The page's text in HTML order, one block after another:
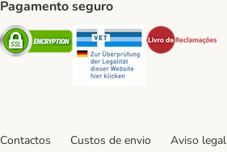
Pagamento seguro
Security Security
Contactos Custos de envio Aviso legal